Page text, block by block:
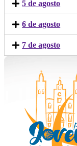
5 de agosto
6 de agosto
7 de agosto